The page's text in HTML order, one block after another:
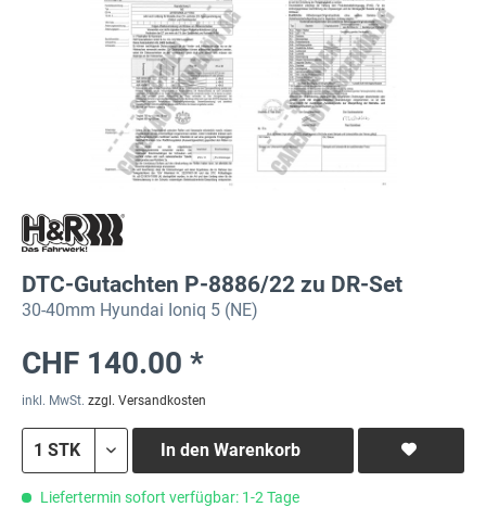
DTC-Gutachten P-8886/22 zu DR-Set
30-40mm Hyundai Ioniq 5 (NE)
CHF 140.00 *
inkl. MwSt. zzgl. Versandkosten
In den Warenkorb
Liefertermin sofort verfügbar: 1-2 Tage